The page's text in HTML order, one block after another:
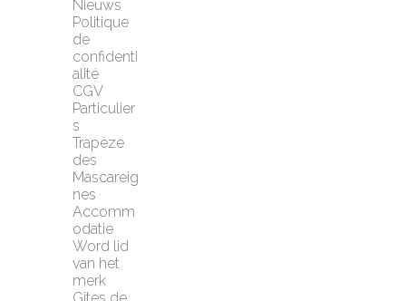
Nieuws
Politique
de
confidenti
alité
CGV
Particulier
s
Trapèze
des
Mascareig
nes
Accomm
odatie
Word lid
van het
merk